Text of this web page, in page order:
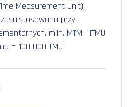
Measurement Unit) -
stosowana przy
m.in. MTM. 1TMU
= 100 000 TMU